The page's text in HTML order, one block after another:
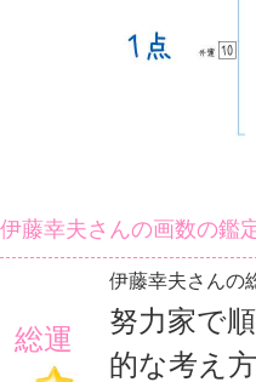
伊藤幸夫さんの画数の鑑
総運
伊藤幸夫さんの
努力家で
的な考え